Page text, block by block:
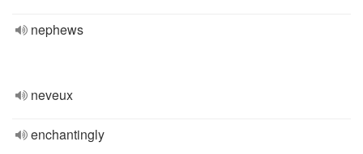
nephews
neveux
enchantingly